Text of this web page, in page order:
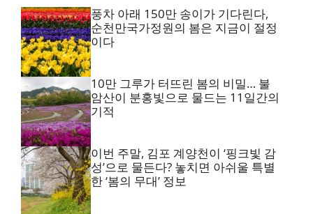
풍차 아래 150만 송이가 기다린다,
순천만국가정원의 봄은 지금이 절정
이다
10만 그루가 터뜨린 봄의 비밀… 불
암산이 분홍빛으로 물드는 11일간의
기적
이번 주말, 김포 계양천이 ‘핑크빛 감
성’으로 물든다? 놓치면 아쉬울 특별
한 ‘봄의 무대’ 정보